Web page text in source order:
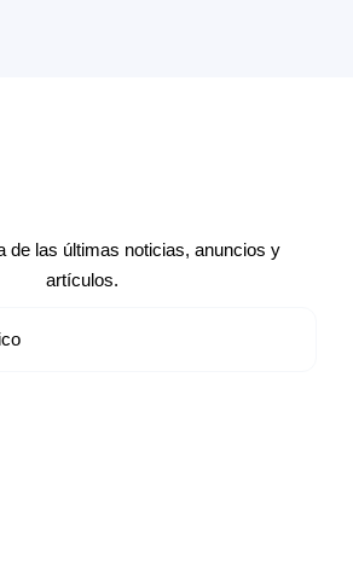
de las últimas noticias, anuncios y
artículos.